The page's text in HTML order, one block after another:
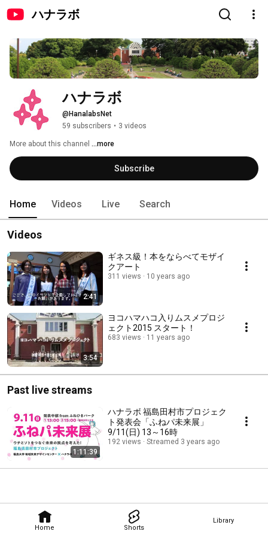
ハナラボ
Home Shorts
Library
ハナラボ
@HanalabsNet
59 subscribers • 3 videos
More about this channel ...more
Subscribe
Home Videos Live Search
Videos
2:41
ギネス級！本をならべてモザイ
クアート
311 views 10 years ago
3:54
ヨコハマハコ入りムスメプロジ
ェクト2015 スタート！
683 views 11 years ago
Past live streams
1:11:39
ハナラボ 福島田村市プロジェク
ト発表会「ふねパ未来展」
9/11(日) 13～16時
192 views Streamed 3 years ago